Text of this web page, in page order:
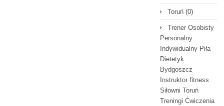
Toruń (0)
Trener Osobisty
Personalny
Indywidualny Piła
Dietetyk
Bydgoszcz
Instruktor fitness
Siłowni Toruń
Treningi Ćwiczenia